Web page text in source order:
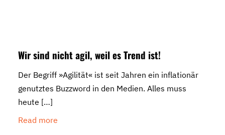
Wir sind nicht agil, weil es Trend ist!
Der Begriff »Agilität« ist seit Jahren ein inflationär
genutztes Buzzword in den Medien. Alles muss
heute […]
Read more